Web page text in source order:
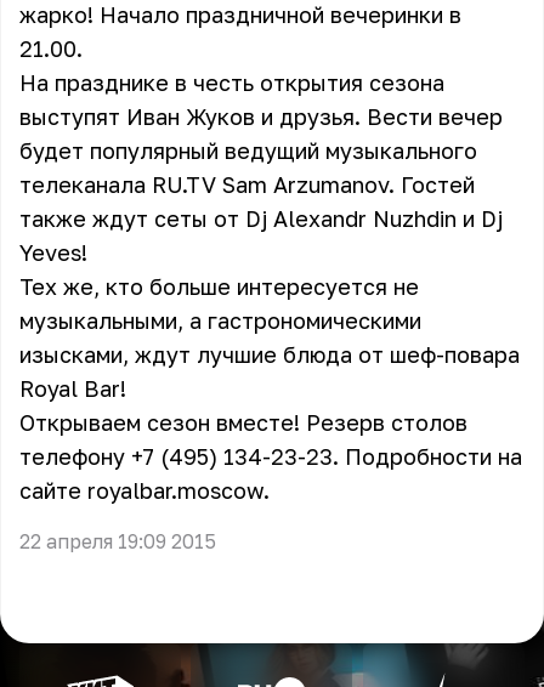
жарко! Начало праздничной вечеринки в
21.00.
На празднике в честь открытия сезона
выступят Иван Жуков и друзья. Вести вечер
будет популярный ведущий музыкального
телеканала RU.TV Sam Arzumanov. Гостей
также ждут сеты от Dj Alexandr Nuzhdin и Dj
Yeves!
Тех же, кто больше интересуется не
музыкальными, а гастрономическими
изысками, ждут лучшие блюда от шеф-повара
Royal Bar!
Открываем сезон вместе! Резерв столов
телефону +7 (495) 134-23-23. Подробности на
сайте royalbar.moscow.
22 апреля 19:09 2015